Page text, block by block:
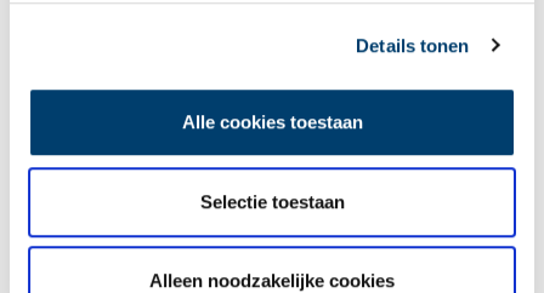
Details tonen
Alle cookies toestaan
Selectie toestaan
Alleen noodzakelijke cookies